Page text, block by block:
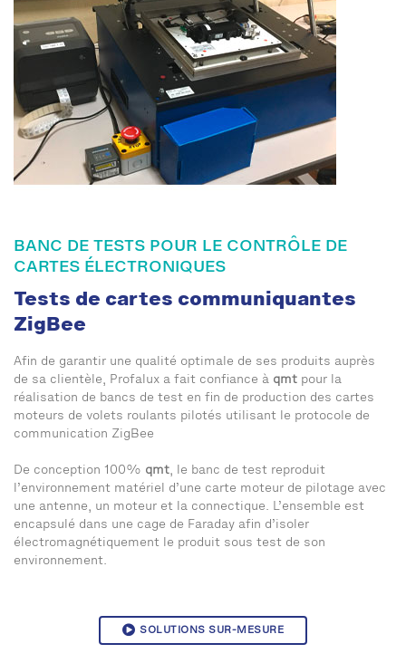
BANC DE TESTS POUR LE CONTRÔLE DE
CARTES ÉLECTRONIQUES
Tests de cartes communiquantes
ZigBee
Afin de garantir une qualité optimale de ses produits auprès
de sa clientèle, Profalux a fait confiance à qmt pour la
réalisation de bancs de test en fin de production des cartes
moteurs de volets roulants pilotés utilisant le protocole de
communication ZigBee
De conception 100% qmt, le banc de test reproduit
l’environnement matériel d’une carte moteur de pilotage avec
une antenne, un moteur et la connectique. L’ensemble est
encapsulé dans une cage de Faraday afin d’isoler
électromagnétiquement le produit sous test de son
environnement.
SOLUTIONS SUR-MESURE